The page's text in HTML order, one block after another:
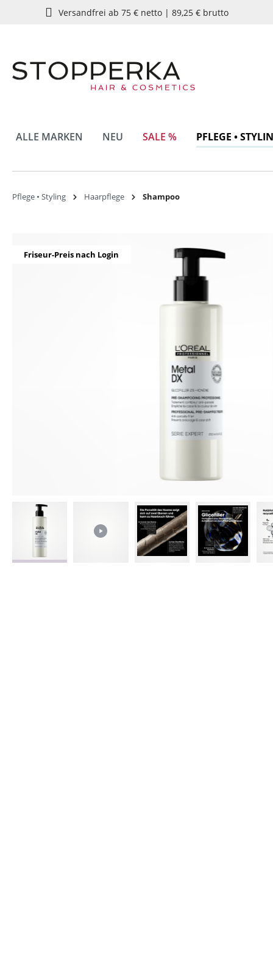
Zur Hauptnavigation springen
Versandfrei ab 75 € netto | 89,25 € brutto
ALLE MARKEN NEU SALE % PFLEGE •
Pflege • Styling Haarpflege Shampoo
Friseur-Preis nach Login